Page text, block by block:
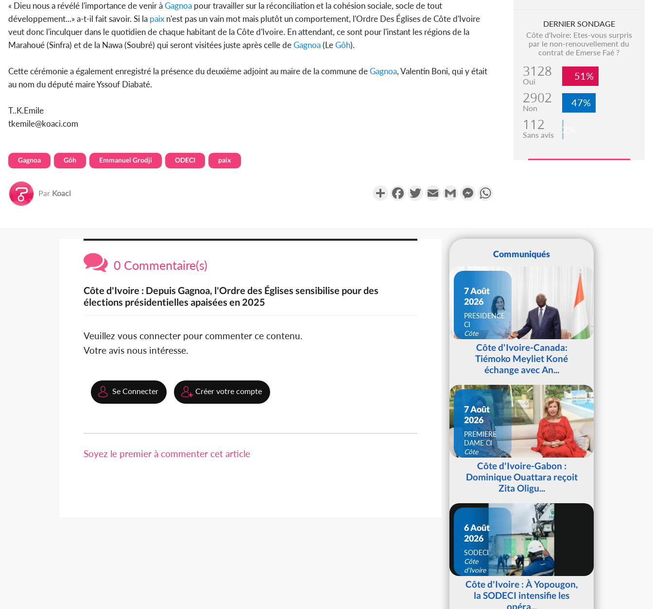
« Dieu nous a révélé l'importance de venir àGagnoa pour travailler sur la réconciliation et la cohésion sociale, socle de tout
développement...» a-t-il fait savoir. Si la paix n'est pas un vain mot mais plutôt un comportement, l'Ordre Des Églises de Côte d'Ivoire
veut donc l'inculquer dans le quotidien de chaque habitant de la Côte d'Ivoire. En attendant, ce sont pour l'instant les régions de la
Marahoué (Sinfra) et de la Nawa (Soubré) qui seront visitées juste après celle deGagnoa(LeGôh).
Cette cérémonie a également enregistré la présence du deuxième adjoint au maire de la commune deGagnoa, Valentin Boni, qui y était
au nom du député maire Yssouf Diabaté.
T..K.Emile
tkemile@koaci.com
Gagnoa Gôh Emmanuel Grodji ODECI paix
Par Koaci PartagerFacebookTwitterEmail Gmail Messenger
DERNIER SONDAGE
Côte d'Ivoire: Etes-vous surpris
par le non-renouvellement du
contrat de Emerse Faé ?
3128
Oui 51%
2902
Non 47%
112
Sans avis 2%
0 Commentaire(s)
Côte d'Ivoire : Depuis Gagnoa, l'Ordre des Églises sensibilise pour des
élections présidentielles apaisées en 2025
Veuillez vous connecter pour commenter ce contenu.
Votre avis nous intéresse.
Se Connecter Créer votre compte
Soyez le premier à commenter cet article
Communiqués
7 Août
2026
PRESIDENCE
CI
Côte
d'IvoireCôte d'Ivoire-Canada:
Tiémoko Meyliet Koné
échange avec An...
7 Août
2026
PREMIERE
DAME CI
Côte
d'IvoireCôte d'Ivoire-Gabon :
Dominique Ouattara reçoit
Zita Oligu...
6 Août
2026
SODECI
Côte
d'Ivoire
Côte d'Ivoire : À Yopougon,
la SODECI intensifie les
opéra...